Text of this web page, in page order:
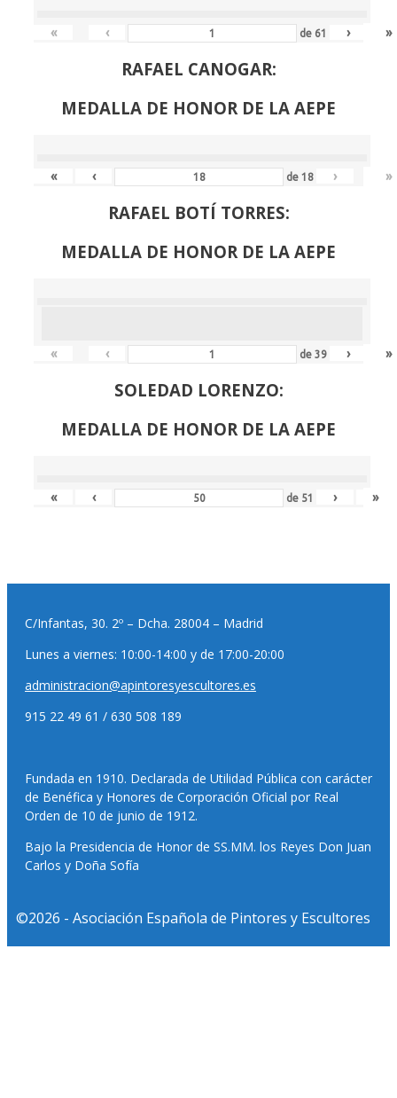
« ‹ de 61 › »
RAFAEL CANOGAR:
MEDALLA DE HONOR DE LA AEPE
« ‹ de18 › »
RAFAEL BOTÍ TORRES:
MEDALLA DE HONOR DE LA AEPE
« ‹ de39 › »
SOLEDAD LORENZO:
MEDALLA DE HONOR DE LA AEPE
« ‹ de 51 › »
C/Infantas, 30. 2º – Dcha. 28004 – Madrid
Lunes a viernes: 10:00-14:00 y de 17:00-20:00
administracion@apintoresyescultores.es
915 22 49 61 / 630 508 189
Fundada en 1910. Declarada de Utilidad Pública con carácter
de Benéfica y Honores de Corporación Oficial por Real
Orden de 10 de junio de 1912.
Bajo la Presidencia de Honor de SS.MM. los Reyes Don Juan
Carlos y Doña Sofía
©2026 - Asociación Española de Pintores y Escultores